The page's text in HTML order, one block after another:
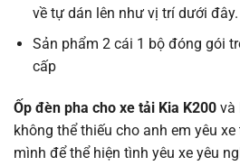
về tự dán lên như vị trí dưới đây.
Sản phẩm 2 cái 1 bộ đóng gói
cấp
Ốp đèn pha cho xe tải Kia K200 và
không thể thiếu cho anh em yêu
mình để thể hiện tình yêu xe yêu